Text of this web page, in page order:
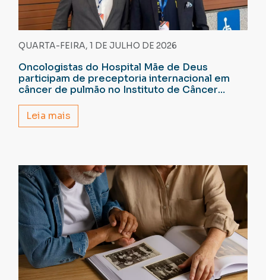
QUARTA-FEIRA, 1 DE JULHO DE 2026
Oncologistas do Hospital Mãe de Deus
participam de preceptoria internacional em
câncer de pulmão no Instituto de Câncer
Leia mais